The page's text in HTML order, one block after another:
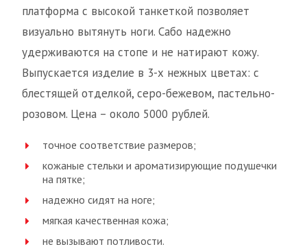
платформа с высокой танкеткой позволяет
визуально вытянуть ноги. Сабо надежно
удерживаются на стопе и не натирают кожу.
Выпускается изделие в 3-х нежных цветах: с
блестящей отделкой, серо-бежевом, пастельно-
розовом. Цена – около 5000 рублей.
точное соответствие размеров;
кожаные стельки и ароматизирующие подушечки
на пятке;
надежно сидят на ноге;
мягкая качественная кожа;
не вызывают потливости.